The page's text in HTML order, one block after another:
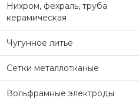
Нихром, фехраль, труба
керамическая
Чугунное литье
Сетки металлотканые
Вольфрамные электроды